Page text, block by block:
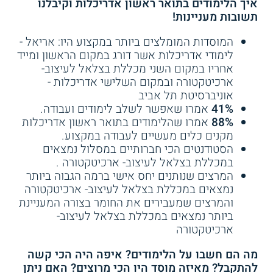
עצמאי), כמו גם באופי הפרוייקטים, בפרויקטים גדולים השכר
לרוב גבוה מפרויקטים קטנים יותר ותנאי ההעסקה טובים יותר.
גדולים ומורכבים.
קראו עוד עלשכר אדריכלים.
כמה שנים לומדים?
אורכו של התואר הראשון באדריכלות הוא בדרך כלל חמש
שנים. מדובר בלימודים אינטנסיביים הארוכים באופן יחסי
ממסלולים אקדמיים אחרים לתואר ראשון, הכוללים מגוון רחב
של קורסים עיוניים ומעשיים וכן כיתות סטודיו, שבהן
הסטודנטים מתנסים בתכנון של שלל סוגי פרויקטים ומבנים.
בדרך כלל הסטודנטים מקבלים גישה חופשית לסטודיו אדריכלי
שבו הם יכולים לתרגל את הכלים הנלמדים ולהתנסות במגוון
פרויקטים, לבנות מודלים, לתרגל כישורי שרטוט, להכיר חומרים
מקצועיים ושיטות עבודה ולפתח את היצירתיות. כמו כן, רוב
בתי הספר כוללים מעבדות שבהן ניתן להכיר טכנולוגיות
אדריכלות חדשניות, כגון טכנולוגיות דיגיטציה.
(1)
5.0
SCE המכללה האקדמית
להנדסה ע"ש סמי שמעון -
לימודי אדריכלות
שירות אישי חינם
קורס אונליין
קורס הדמיית פנים
ו-VRAY
התחילו ללמוד
תשובות מעניינות!
המוסדות המומלצים ביותר במקצוע היו: אריאל -
לימודי אדריכלות אשר דורג במקום הראשון ומייד
אחריו במקום השני מכללת בצלאל לעיצוב-
ארכיטקטורה ובמקום השלישי אדריכלות -
אוניברסיטת תל אביב
41% אמרו שאפשר לשלב לימודים ועבודה.
88% אמרו שהלימודים בתואר ראשון אדריכלות
מקנים כלים מעשיים לעבודה במקצוע.
הסטודנטים הכי חברותיים במסלול נמצאים
במכללת בצלאל לעיצוב- ארכיטקטורה .
המרצים שנותנים יחס אישי ברמה הגבוה ביותר
נמצאים במכללת בצלאל לעיצוב- ארכיטקטורה
והמרצים שמעבירים את החומר בצורה המעניינת
ביותר נמצאים במכללת בצלאל לעיצוב-
ארכיטקטורה
מה הם חשבו על הלימודים? איפה היה הכי קשה
להתקבל? מאיזה מוסד היו הכי מרוצים? האם ניתן